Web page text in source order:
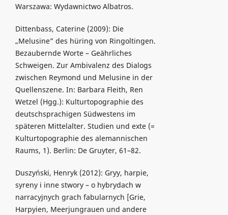
Warszawa: Wydawnictwo Albatros.
Dittenbass, Caterine (2009): Die
„Melusine” des hüring von Ringoltingen.
Bezaubernde Worte – Geährliches
Schweigen. Zur Ambivalenz des Dialogs
zwischen Reymond und Melusine in der
Quellenszene. In: Barbara Fleith, Ren
Wetzel (Hgg.): Kulturtopographie des
deutschsprachigen Südwestens im
späteren Mittelalter. Studien und exte (=
Kulturtopographie des alemannischen
Raums, 1). Berlin: De Gruyter, 61–82.
Duszyński, Henryk (2012): Gryy, harpie,
syreny i inne stwory – o hybrydach w
narracyjnych grach fabularnych [Grie,
Harpyien, Meerjungrauen und andere